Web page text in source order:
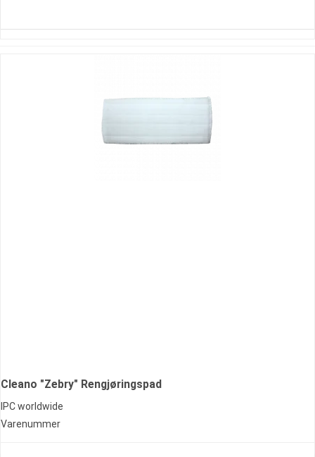
Cleano "Zebry" Rengjøringspad
IPC worldwide
Varenummer